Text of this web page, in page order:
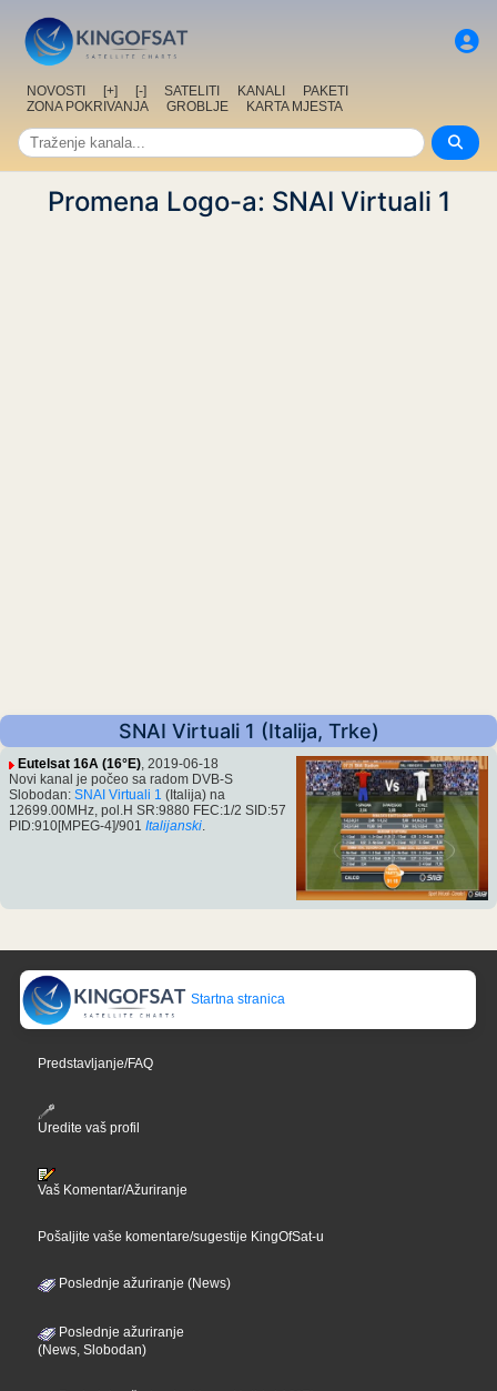
NOVOSTI [+] [-] SATELITI KANALI
PAKETI
ZONA POKRIVANJA
GROBLJE KARTA MJESTA
Promena Logo-a: SNAI Virtuali 1
SNAI Virtuali 1 (Italija, Trke)
Eutelsat 16A (16°E), 2019-06-18
Novi kanal je počeo sa radom DVB-S
Slobodan: SNAI Virtuali 1 (Italija) na
12699.00MHz, pol.H SR:9880 FEC:1/2 SID:57
PID:910[MPEG-4]/901 Italijanski.
Startna stranica
Predstavljanje/FAQ
Uredite vaš profil
Vaš Komentar/Ažuriranje
Pošaljite vaše komentare/sugestije KingOfSat-u
Poslednje ažuriranje (News)
Poslednje ažuriranje
(News, Slobodan)